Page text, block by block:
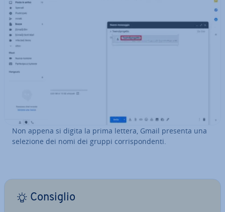
Non appena si digita la prima lettera, Gmail presenta una
selezione dei nomi dei gruppi cor­ri­spon­den­ti.
Consiglio